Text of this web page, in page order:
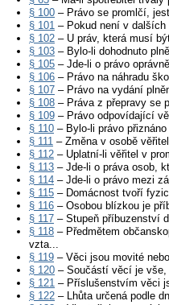
§ 100 – Právo se promlčí,
§ 101 – Pokud není v dalších
§ 102 – U práv, která musí
§ 103 – Bylo-li dohodnuto
§ 105 – Jde-li o právo
§ 106 – Právo na náhradu
§ 107 – Právo na vydání
§ 108 – Práva z přepravy se
§ 109 – Právo odpovídající
§ 110 – Bylo-li právo
§ 111 – Změna v osobě
§ 112 – Uplatní-li věřitel v
§ 113 – Jde-li o práva osob,
§ 114 – Jde-li o právo mezi
§ 115 – Domácnost tvoří
§ 116 – Osobou blízkou je
§ 117 – Stupeň příbuzenství
§ 118 – Předmětem
vzta...
§ 119 – Věci jsou movité
§ 120 – Součástí věcí je
§ 121 – Příslušenstvím věci
§ 122 – Lhůta určená podle